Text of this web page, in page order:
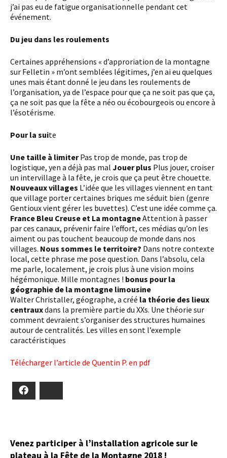
j’ai pas eu de fatigue organisationnelle pendant cet
événement.
Du jeu dans les roulements
Certaines appréhensions « d’approriation de la montagne
sur Felletin » m’ont semblées légitimes, j’en ai eu quelques
unes mais étant donné le jeu dans les roulements de
l’organisation, ya de l’espace pour que ça ne soit pas que ça,
ça ne soit pas que la fête a néo ou écobourgeois ou encore à
l’ésotérisme.
Pour la suite
Une taille à limiterPas trop de monde, pas trop de
logistique, yen a déjà pas mal Jouer plus Plus jouer, croiser
un intervillage à la fête, je crois que ça peut être chouette.
Nouveaux villages L’idée que les villages viennent en tant
que village porter certaines briques me séduit bien (genre
Gentioux vient gérer les buvettes). C’est une idée comme ça.
France Bleu Creuse et La montagneAttention à passer
par ces canaux, prévenir faire l’effort, ces médias qu’on les
aiment ou pas touchent beaucoup de monde dans nos
villages. Nous sommes le territoire? Dans notre contexte
local, cette phrase me pose question. Dans l’absolu, cela
me parle, localement, je crois plus à une vision moins
hégémonique. Mille montagnes ! bonus pour la
géographie de la montagne limousine
Walter Christaller, géographe, a créé la théorie des lieux
centrauxdans la première partie du XXs. Une théorie sur
comment devraient s’organiser des structures humaines
autour de centralités. Les villes en sont l’exemple
caractéristiques
Télécharger l’article de Quentin P. en pdf
Venez participer à l’installation agricole sur le
plateau à la Fête de la Montagne 2018 !